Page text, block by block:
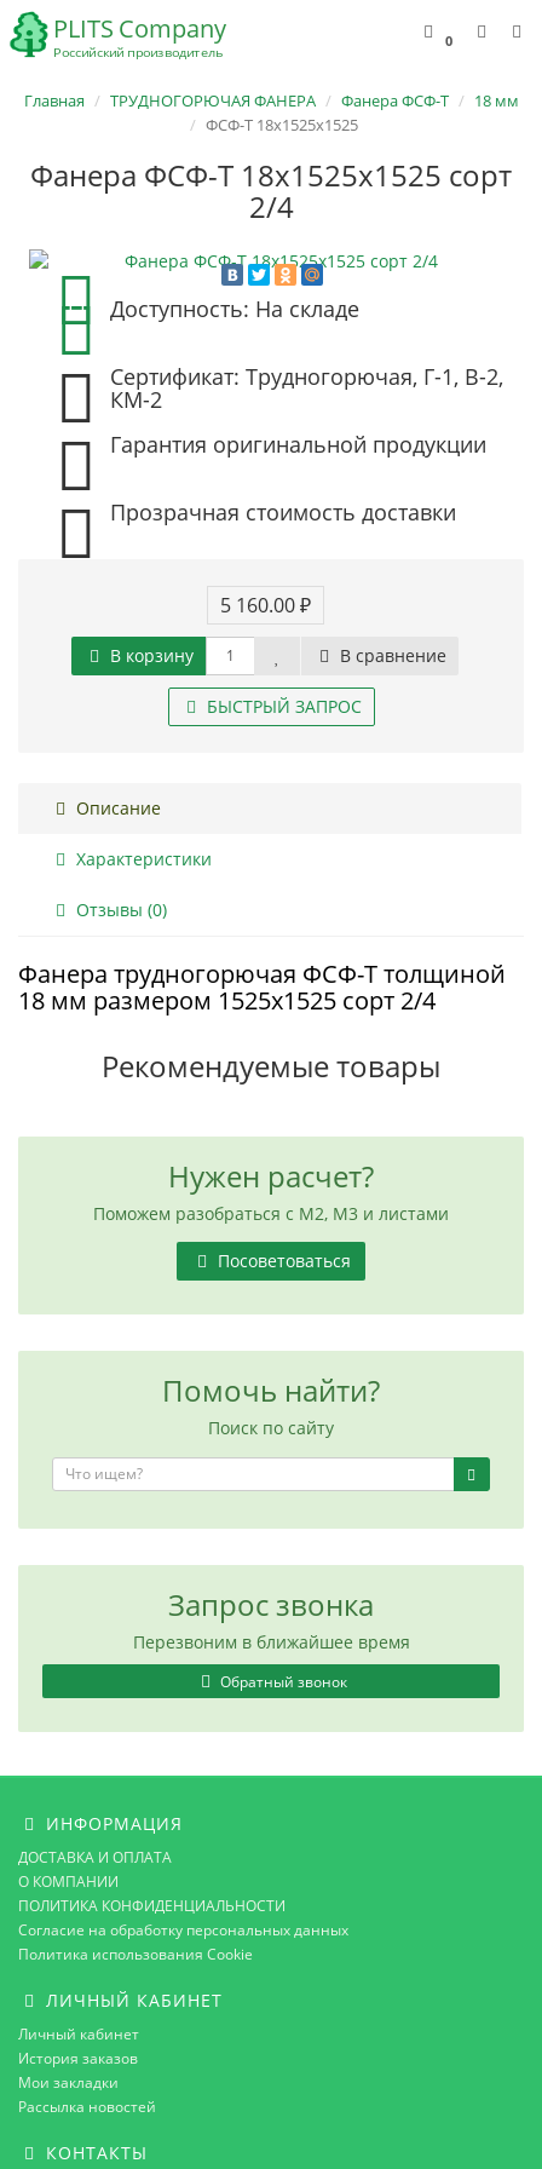
0
Главная ТРУДНОГОРЮЧАЯ ФАНЕРА Фанера ФСФ-Т
18 мм
ФСФ-Т 18х1525х1525
Фанера ФСФ-Т 18х1525х1525 сорт
2/4
Доступность: На складе
Сертификат: Трудногорючая, Г-1, В-2,
КМ-2
Гарантия оригинальной продукции
Прозрачная стоимость доставки
5 160.00 ₽
В корзину В сравнение
БЫСТРЫЙ ЗАПРОС
Описание
Характеристики
Отзывы (0)
Фанера трудногорючая ФСФ-Т толщиной
18 мм размером 1525х1525 сорт 2/4
Рекомендуемые товары
Нужен расчет?
Поможем разобраться с М2, М3 и листами
Посоветоваться
Помочь найти?
Поиск по сайту
Запрос звонка
Перезвоним в ближайшее время
Обратный звонок
ИНФОРМАЦИЯ
ДОСТАВКА И ОПЛАТА
О КОМПАНИИ
ПОЛИТИКА КОНФИДЕНЦИАЛЬНОСТИ
Согласие на обработку персональных данных
Политика использования Cookie
ЛИЧНЫЙ КАБИНЕТ
Личный кабинет
История заказов
Мои закладки
Рассылка новостей
КОНТАКТЫ